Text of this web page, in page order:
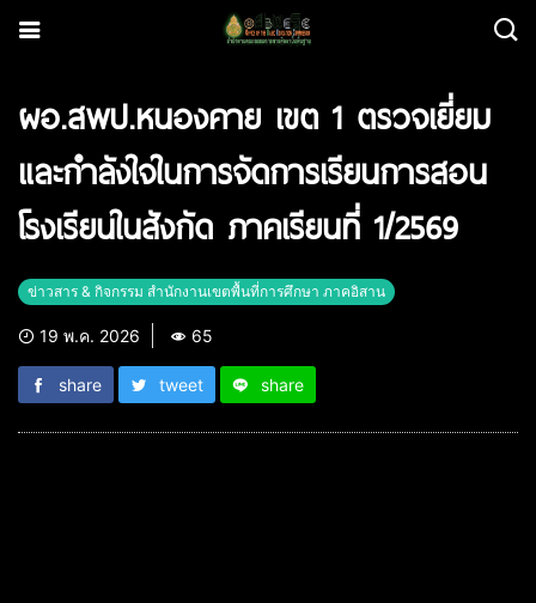
ผอ.สพป.หนองคาย เขต 1 ตรวจเยี่ยม
และกำลังใจในการจัดการเรียนการสอน
โรงเรียนในสังกัด ภาคเรียนที่ 1/2569
ข่าวสาร & กิจกรรม สำนักงานเขตพื้นที่การศึกษา ภาคอิสาน
19 พ.ค. 2026 65
share tweet share